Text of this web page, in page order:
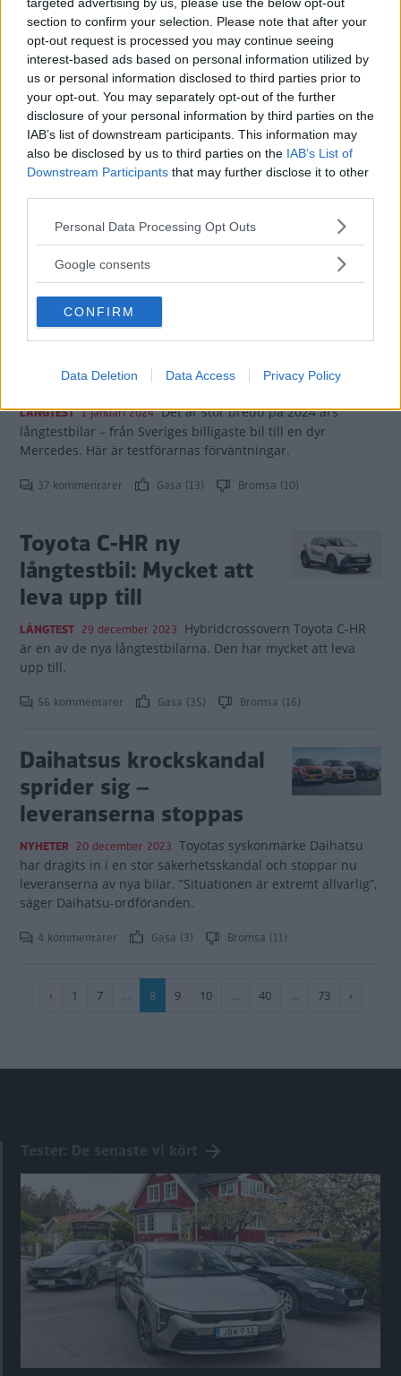
section to confirm your selection. Please note that after your
opt-out request is processed you may continue seeing
interest-based ads based on personal information utilized by
us or personal information disclosed to third parties prior to
your opt-out. You may separately opt-out of the further
disclosure of your personal information by third parties on the
IAB’s list of downstream participants. This information may
also be disclosed by us to third parties on the IAB’s List of
Downstream Participants that may further disclose it to other
Please note that this website/app uses one or more Google
not limited to your visit or usage behaviour. You may click to
use your data for below specified purposes in below Google
consent section.
Personal Data Processing Opt Outs
Google consents
CONFIRM
Data Deletion Data Access Privacy Policy
13 kommentarer Gasa (12) Bromsa (9)
Billigaste bilarna att
serva – japanska
märken både bäst och
sämst
NYHETER 3 januari 2024 Två populära märken som lockar
med relativt billiga bilar tar rejält betalt för servicen, enligt
färska siffror från Vi Bilägares tester. Här är bilmärkena där
du får betala mest – och minst – vid servicedisken.
46 kommentarer
Testförarnas
långtestbilarna
LÅNGTEST 1 januari 2024 Det är stor bredd på 2024 års
långtestbilar – från Sveriges billigaste bil till en dyr
Mercedes. Här är testförarnas förväntningar.
37 kommentarer Gasa (13) Bromsa (10)
Toyota C-HR ny
långtestbil: Mycket att
leva upp till
LÅNGTEST 29 december 2023 Hybridcrossovern Toyota C-HR
är en av de nya långtestbilarna. Den har mycket att leva
upp till.
56 kommentarer Gasa (35) Bromsa (16)
Daihatsus krockskandal
sprider sig –
leveranserna stoppas
NYHETER 20 december 2023 Toyotas syskonmärke Daihatsu
har dragits in i en stor säkerhetsskandal och stoppar nu
leveranserna av nya bilar. ”Situationen är extremt allvarlig”,
säger Daihatsu-ordföranden.
4 kommentarer Gasa (3) Bromsa (11)
Paginering
Föregående
‹ Sida
1 Sida
7 …
Nuvarande
8 Sida
9 Sida
10 … Sida
40 … Sida
73
Nästa
›